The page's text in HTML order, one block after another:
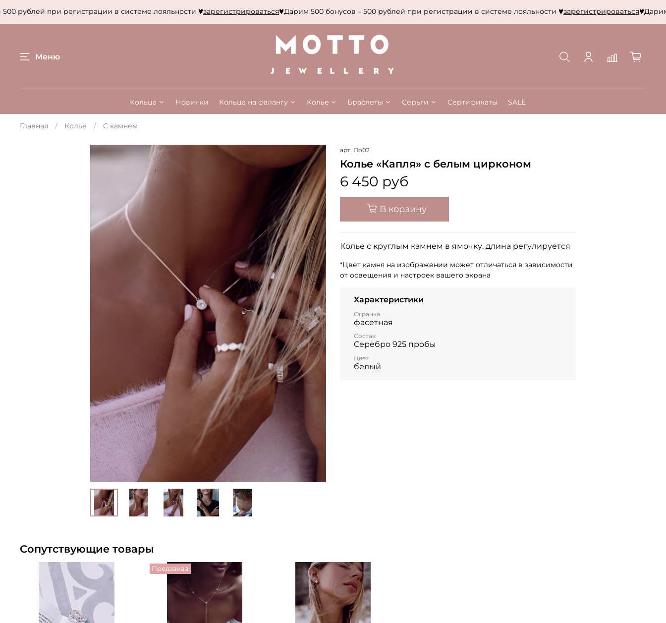
рублей при регистрации в системе лояльности зарегистрироваться Дарим 500 бонусов – 500 рублей при регистрации в системе лояльности зарегистрироваться Дарим
Меню
Кольца Новинки Кольца на фалангу Колье Браслеты Серьги Сертификаты SALE
Главная Колье С камнем
арт. По02
Колье «Капля» с белым цирконом
6 450 руб
В корзину
Колье с круглым камнем в ямочку, длина регулируется
*Цвет камня на изображении может отличаться в зависимости
от освещения и настроек вашего экрана
Характеристики
Огранка
фасетная
Состав
Серебро 925 пробы
Цвет
белый
Сопутствующие товары
Предзаказ